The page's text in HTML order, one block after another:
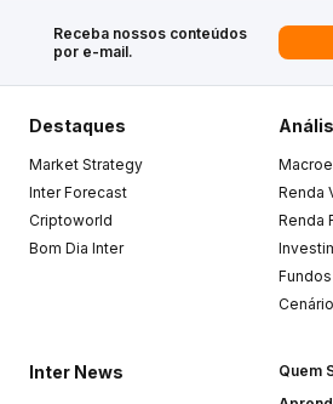
Receba nossos conteúdos
por e-mail.
Destaques
Market Strategy
Inter Forecast
Criptoworld
Bom Dia Inter
Renda
Renda
Fundos
Inter News
Quem